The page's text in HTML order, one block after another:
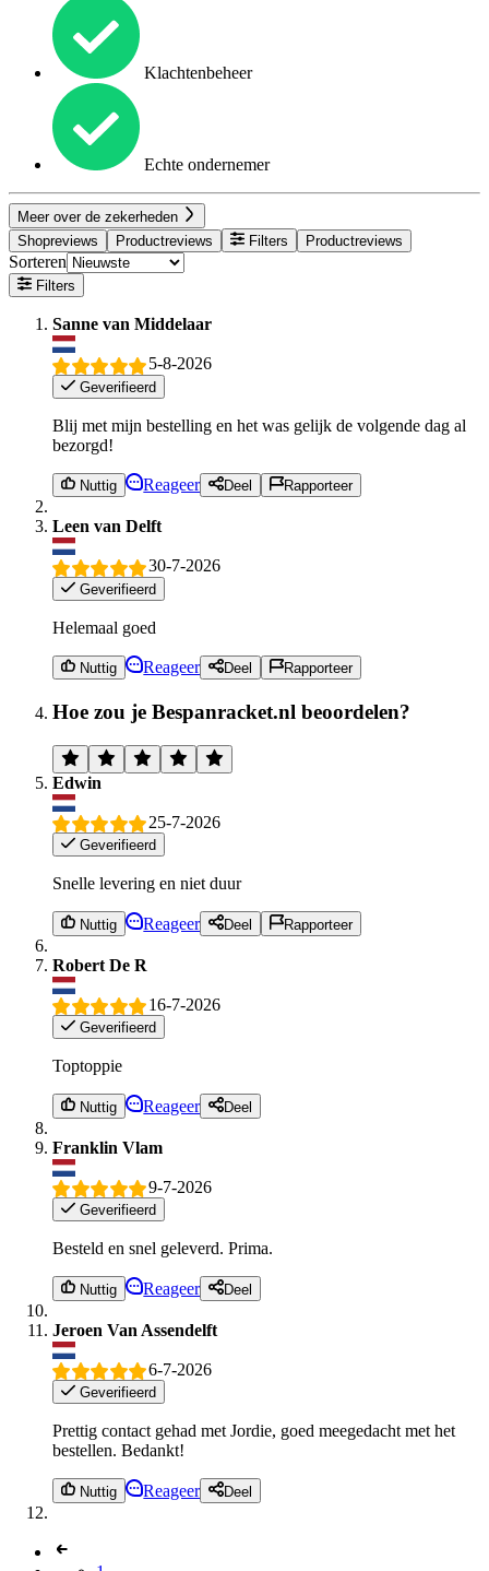
Klachtenbeheer
Echte ondernemer
Meer over de zekerheden
Shopreviews
Productreviews Filters Productreviews
Sorteren
Filters
Sanne van Middelaar
5-8-2026
Geverifieerd
Blij met mijn bestelling en het was gelijk de volgende dag al
bezorgd!
Nuttig Reageer Deel Rapporteer
Leen van Delft
30-7-2026
Geverifieerd
Helemaal goed
Nuttig Reageer Deel Rapporteer
Hoe zou je Bespanracket.nl beoordelen?
Edwin
25-7-2026
Geverifieerd
Snelle levering en niet duur
Nuttig Reageer Deel Rapporteer
Robert De R
16-7-2026
Geverifieerd
Toptoppie
Nuttig Reageer Deel
Franklin Vlam
9-7-2026
Geverifieerd
Besteld en snel geleverd. Prima.
Nuttig Reageer Deel
Jeroen Van Assendelft
6-7-2026
Geverifieerd
Prettig contact gehad met Jordie, goed meegedacht met het
bestellen. Bedankt!
Nuttig Reageer Deel